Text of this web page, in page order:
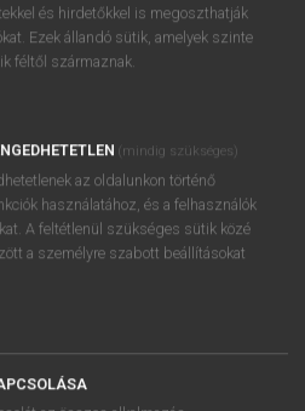
.
SZÓTÁR
és hirdetőkkel is megoszthatják
Ezek állandó sütik, amelyek szinte
féltől származnak.
(mindig szükséges)
az oldalunkon történő
használatához, és a felhasználók
A feltétlenül szükséges sütik közé
a személyre szabott beállításokat